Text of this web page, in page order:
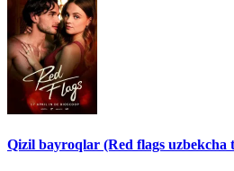
Qizil bayroqlar (Red flags uzbekcha